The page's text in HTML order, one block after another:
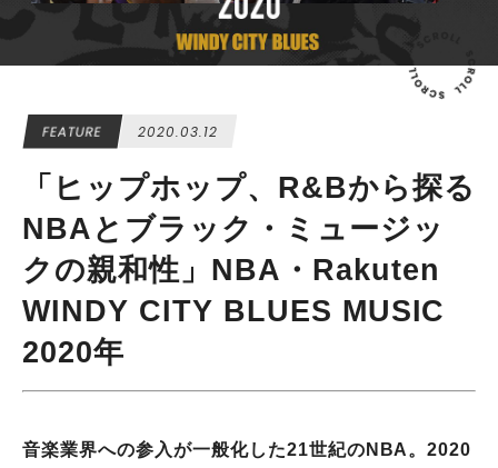
FEATURE 2020.03.12
「ヒップホップ、R&Bから探る
NBAとブラック・ミュージッ
クの親和性」NBA・Rakuten
WINDY CITY BLUES MUSIC
2020年
音楽業界への参入が一般化した21世紀のNBA。2020